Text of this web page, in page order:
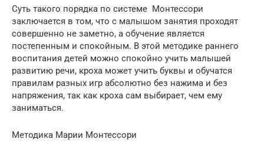
Суть такого порядка по системе Монтессори
заключается в том, что с малышом занятия проходят
совершенно не заметно, а обучение является
постепенным и спокойным. В этой методике раннего
воспитания детей можно спокойно учить малышей
развитию речи, кроха может учить буквы и обучатся
правилам разных игр абсолютно без нажима и без
напряжения, так как кроха сам выбирает, чем ему
заниматься.
Методика Марии Монтессори